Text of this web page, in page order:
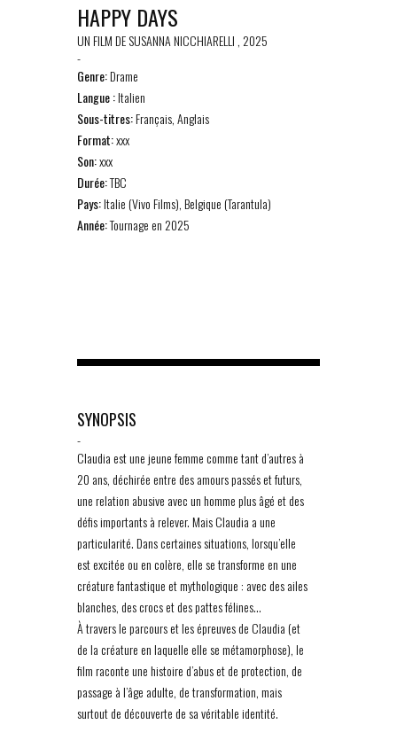
HAPPY DAYS
UN FILM DE SUSANNA NICCHIARELLI , 2025
-
Genre:Drame
Langue :Italien
Sous-titres:Français, Anglais
Format:xxx
Son:xxx
Durée:TBC
Pays:Italie (Vivo Films), Belgique (Tarantula)
Année:Tournage en 2025
SYNOPSIS
-
Claudia est une jeune femme comme tant d’autres à
20 ans, déchirée entre des amours passés et futurs,
une relation abusive avec un homme plus âgé et des
défis importants à relever. Mais Claudia a une
particularité. Dans certaines situations, lorsqu’elle
est excitée ou en colère, elle se transforme en une
créature fantastique et mythologique : avec des ailes
blanches, des crocs et des pattes félines…
À travers le parcours et les épreuves de Claudia (et
de la créature en laquelle elle se métamorphose), le
film raconte une histoire d’abus et de protection, de
passage à l’âge adulte, de transformation, mais
surtout de découverte de sa véritable identité.